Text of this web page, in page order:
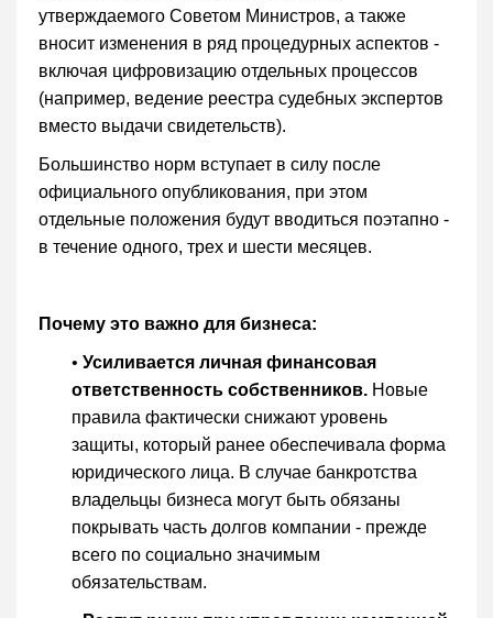
утверждаемого Советом Министров, а также
вносит изменения в ряд процедурных аспектов -
включая цифровизацию отдельных процессов
(например, ведение реестра судебных экспертов
вместо выдачи свидетельств).
Большинство норм вступает в силу после
официального опубликования, при этом
отдельные положения будут вводиться поэтапно -
в течение одного, трех и шести месяцев.
Почему это важно для бизнеса:
• Усиливается личная финансовая
ответственность собственников. Новые
правила фактически снижают уровень
защиты, который ранее обеспечивала форма
юридического лица. В случае банкротства
владельцы бизнеса могут быть обязаны
покрывать часть долгов компании - прежде
всего по социально значимым
обязательствам.